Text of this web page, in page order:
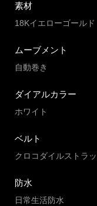
素材
18Kイエローゴールド
ムーブメント
自動巻き
ダイアルカラー
ホワイト
ベルト
クロコダイルストラ
防水
日常生活防水